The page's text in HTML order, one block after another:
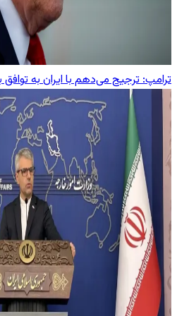
ترامپ: ترجیح می‌دهم با ایران به